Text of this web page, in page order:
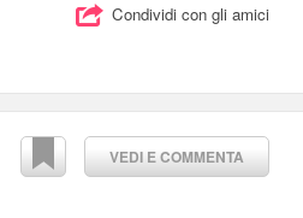
Condividi con gli amici
VEDI E COMMENTA